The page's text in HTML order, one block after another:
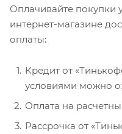
Оплачивайте
интернет-магазине
оплаты:
Кредит от
условиями можно
Оплата на
Рассрочка от